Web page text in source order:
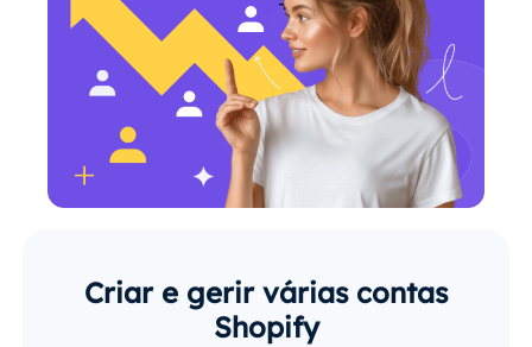
Criar e gerir várias contas
Shopify